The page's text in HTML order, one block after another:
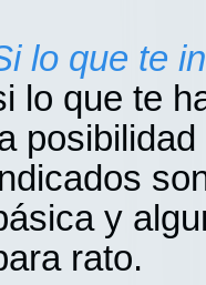
lo que te
lo que te
y
rato.